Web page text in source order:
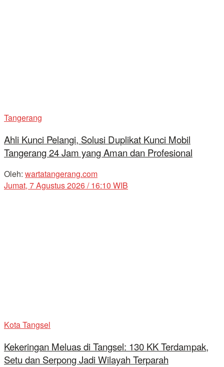
Tangerang
Ahli Kunci Pelangi, Solusi Duplikat Kunci Mobil
Tangerang 24 Jam yang Aman dan Profesional
Oleh: wartatangerang.com
Jumat, 7 Agustus 2026 / 16:10 WIB
Kota Tangsel
Kekeringan Meluas di Tangsel: 130 KK Terdampak,
Setu dan Serpong Jadi Wilayah Terparah